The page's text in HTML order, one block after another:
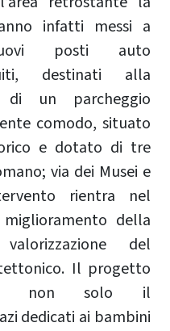
infatti messi a
posti auto
destinati alla
un parcheggio
comodo, situato
e dotato di tre
via dei Musei e
rientra nel
della
del
Il progetto
non solo il
dedicati ai bambini